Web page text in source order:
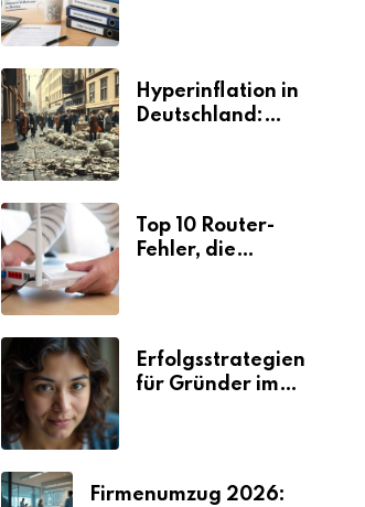
Hyperinflation in
Deutschland:
Top 10 Router-
Fehler, die
Erfolgsstrategien
für Gründer im
Firmenumzug 2026: